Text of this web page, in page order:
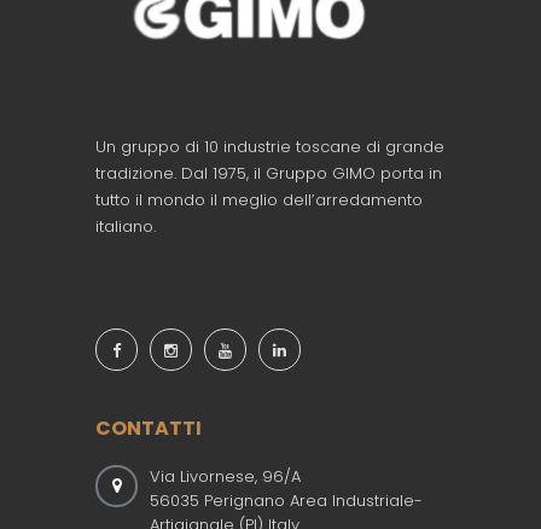
Un gruppo di 10 industrie toscane di grande
tradizione. Dal 1975, il Gruppo GIMO porta in
tutto il mondo il meglio dell’arredamento
italiano.
CONTATTI
Via Livornese, 96/A
56035 Perignano Area Industriale-